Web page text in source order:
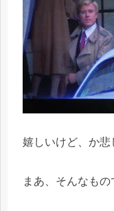
嬉しいけど、か悲
まあ、そんなもの